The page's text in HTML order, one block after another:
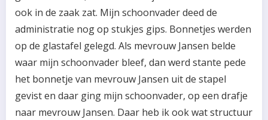
ook in de zaak zat. Mijn schoonvader deed de
administratie nog op stukjes gips. Bonnetjes werden
op de glastafel gelegd. Als mevrouw Jansen belde
waar mijn schoonvader bleef, dan werd stante pede
het bonnetje van mevrouw Jansen uit de stapel
gevist en daar ging mijn schoonvader, op een drafje
naar mevrouw Jansen. Daar heb ik ook wat structuur